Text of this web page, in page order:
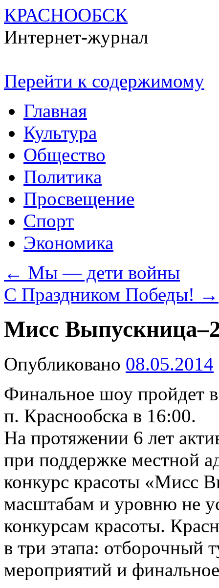
КРАСНООБСК
Интернет-журнал
Перейти к содержимому
Главная
Культура
Общество
Политика
Просвещение
Спорт
Экономика
← Мы — дети войны
C Праздником Победы! →
Мисс
Опубликовано 08.05.2014
Финальное шоу пройдет
п. Краснообска в 16:00.
На протяжении 6 лет
при поддержке местной
конкурс красоты «Мисс
масштабам и уровню не
конкурсам красоты.
в три этапа: отборочный
мероприятий и